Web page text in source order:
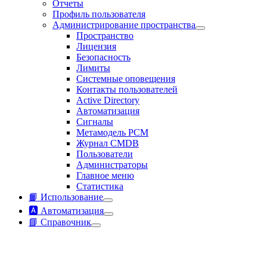
Отчеты
Профиль пользователя
Администрирование пространства
Пространство
Лицензия
Безопасность
Лимиты
Системные оповещения
Контакты пользователей
Active Directory
Автоматизация
Сигналы
Метамодель РСМ
Журнал CMDB
Пользователи
Администраторы
Главное меню
Статистика
📙 Использование
🅰️ Автоматизация
📘 Справочник